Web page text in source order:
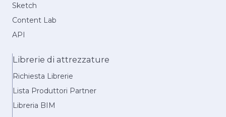
Sketch
Content Lab
API
Librerie di attrezzature
Richiesta Librerie
Lista Produttori Partner
Libreria BIM